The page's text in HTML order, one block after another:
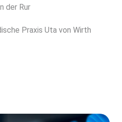
der Rur
Praxis Uta von Wirth